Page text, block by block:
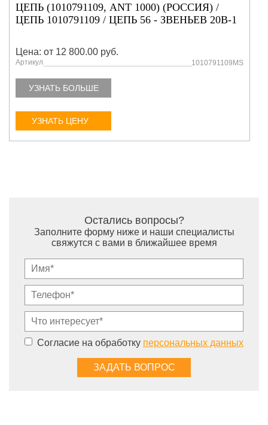
ЦЕПЬ (1010791109, ANT 1000) (РОССИЯ) /
ЦЕПЬ 1010791109 / ЦЕПЬ 56 - ЗВЕНЬЕВ 20В-1
Цена: от 12 800.00 руб.
Артикул 1010791109MS
УЗНАТЬ БОЛЬШЕ
УЗНАТЬ ЦЕНУ
Остались вопросы?
Заполните форму ниже и наши специалисты
свяжутся с вами в ближайшее время
Согласие на обработку персональных данных